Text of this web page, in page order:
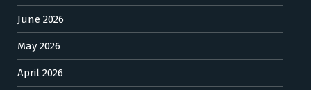
June 2026
May 2026
April 2026